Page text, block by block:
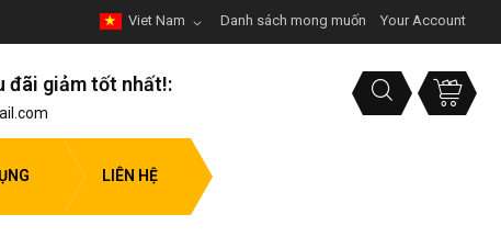
Danh sách mong muốn Your Account
Viet Nam
đãi giảm tốt nhất!:
LIÊN HỆ